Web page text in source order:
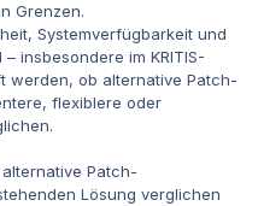
Grenzen.
Systemverfügbarkeit und
insbesondere im KRITIS-
werden, ob alternative Patch-
flexiblere oder
Patch-
Lösung verglichen